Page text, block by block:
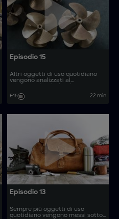
Episodio 15
Altri oggetti di uso quotidiano
vengono analizzati al
vengono prodotti. Come si
realizzano articoli come le
E15 22 min
Episodio 13
Sempre più oggetti di uso
quotidiano vengono messi sotto